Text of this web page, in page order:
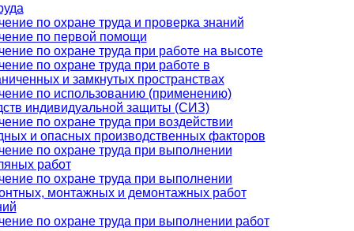
по охране труда и проверка знаний
по первой помощи
по охране труда при работе на высоте
по охране труда при работе в
и замкнутых пространствах
по использованию (применению)
индивидуальной защиты (СИЗ)
по охране труда при воздействии
и опасных производственных факторов
по охране труда при выполнении
работ
по охране труда при выполнении
монтажных и демонтажных работ
по охране труда при выполнении работ